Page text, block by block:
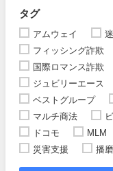
タグ
アムウェイ
フィッシング詐欺
国際ロマンス詐欺
ジュビリーエース
ベストグループ
マルチ商法
ドコモ
MLM
災害支援
播